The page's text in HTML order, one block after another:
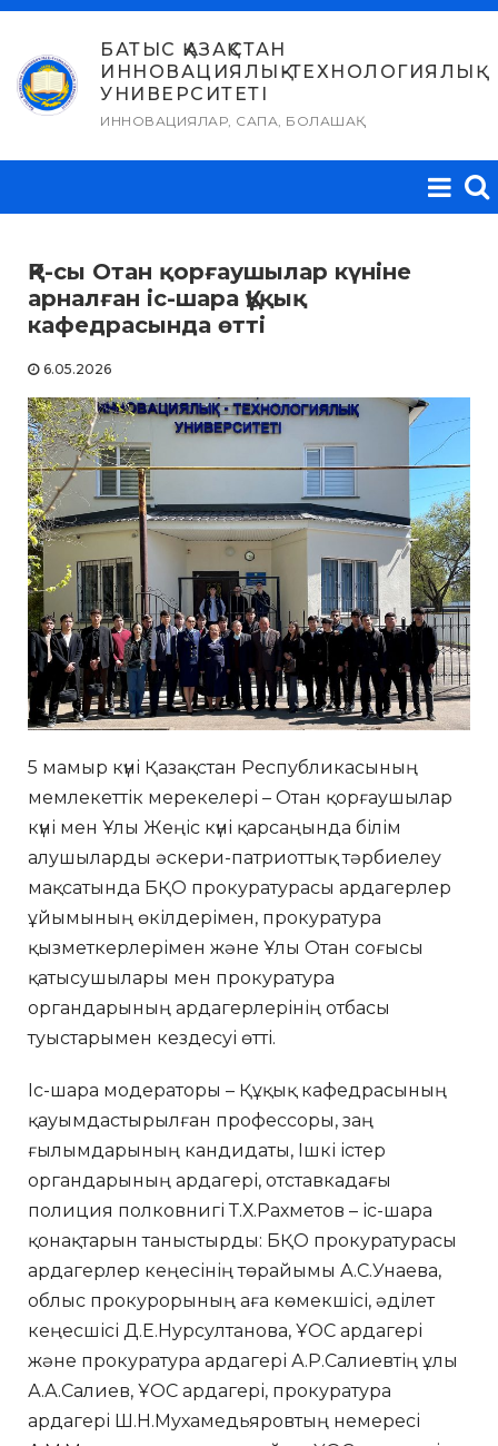
Skip
content
БАТЫС ҚАЗАҚСТАН
ИННОВАЦИЯЛЫҚ-ТЕХНОЛОГИЯЛЫҚ
УНИВЕРСИТЕТІ
ИННОВАЦИЯЛАР, САПА, БОЛАШАҚ
ҚР-сы Отан қорғаушылар күніне
арналған іс-шара Құқық
кафедрасында өтті
6.05.2026
5 мамыр күні Қазақстан Республикасының
мемлекеттік мерекелері – Отан қорғаушылар
күні мен Ұлы Жеңіс күні қарсаңында білім
алушыларды әскери-патриоттық тәрбиелеу
мақсатында БҚО прокуратурасы ардагерлер
ұйымының өкілдерімен, прокуратура
қызметкерлерімен және Ұлы Отан соғысы
қатысушылары мен прокуратура
органдарының ардагерлерінің отбасы
туыстарымен кездесуі өтті.
Іс-шара модераторы – Құқық кафедрасының
қауымдастырылған профессоры, заң
ғылымдарының кандидаты, Ішкі істер
органдарының ардагері, отставкадағы
полиция полковнигі Т.Х.Рахметов – іс-шара
қонақтарын таныстырды: БҚО прокуратурасы
ардагерлер кеңесінің төрайымы А.С.Унаева,
облыс прокурорының аға көмекшісі, әділет
кеңесшісі Д.Е.Нурсултанова, ҰОС ардагері
және прокуратура ардагері А.Р.Салиевтің ұлы
А.А.Салиев, ҰОС ардагері, прокуратура
ардагері Ш.Н.Мухамедьяровтың немересі